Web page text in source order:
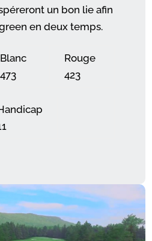
un bon lie afin
en deux temps.
Blanc
473
Rouge
423